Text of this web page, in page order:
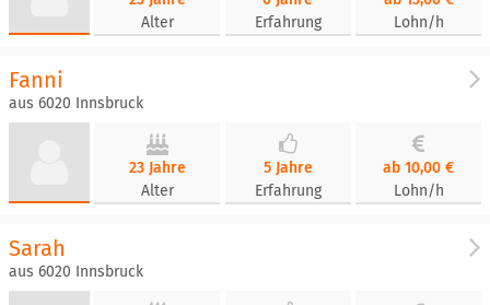
Alter
Erfahrung
Lohn/h
Fanni
aus 6020 Innsbruck
23 Jahre
Alter
5 Jahre
Erfahrung
ab 10,00 €
Lohn/h
Sarah
aus 6020 Innsbruck